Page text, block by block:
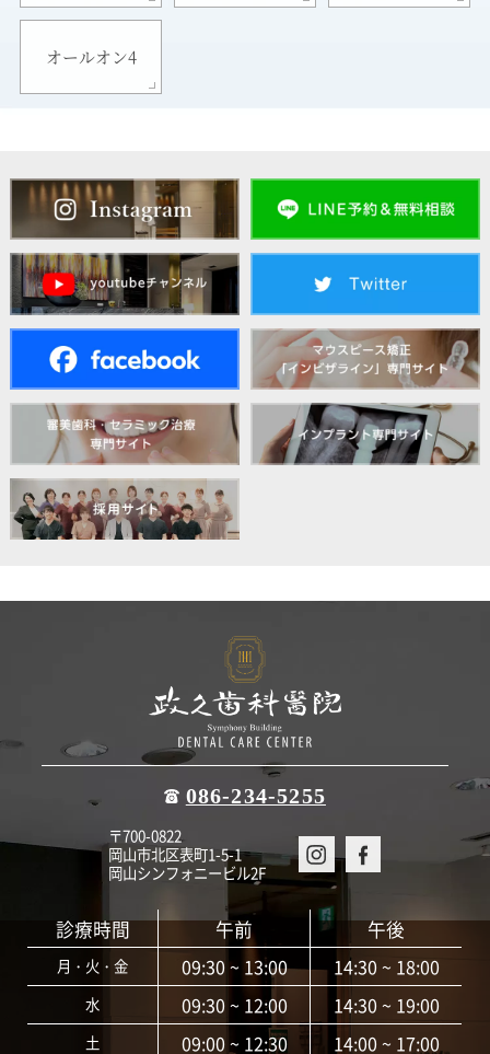
オールオン4
086-234-5255
〒700-0822
岡山市北区表町1-5-1
岡山シンフォニービル2F
診療時間 午前 午後
月・火・金 09:30 ~ 13:00 14:30 ~ 18:00
水 09:30 ~ 12:00 14:30 ~ 19:00
土 09:00 ~ 12:30 14:00 ~ 17:00